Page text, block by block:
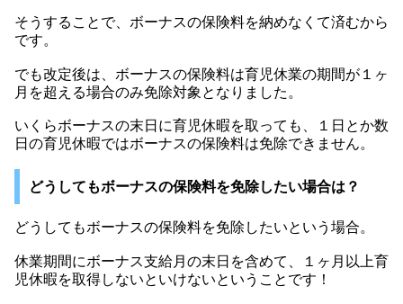
そうすることで、ボーナスの保険料を納めなくて済むから
です。
でも改定後は、ボーナスの保険料は育児休業の期間が１ヶ
月を超える場合のみ免除対象となりました。
いくらボーナスの末日に育児休暇を取っても、１日とか数
日の育児休暇ではボーナスの保険料は免除できません。
どうしてもボーナスの保険料を免除したい場合は？
どうしてもボーナスの保険料を免除したいという場合。
休業期間にボーナス支給月の末日を含めて、１ヶ月以上育
児休暇を取得しないといけないということです！